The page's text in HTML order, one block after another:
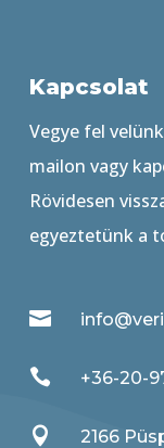
Kapcsolat
Vegye fel
mailon vagy
Rövidesen
egyeztetünk a

 +36-20-
 2166